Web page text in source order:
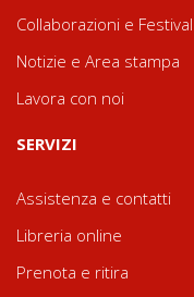
Collaborazioni e Festival
Notizie e Area stampa
Lavora con noi
SERVIZI
Assistenza e contatti
Libreria online
Prenota e ritira